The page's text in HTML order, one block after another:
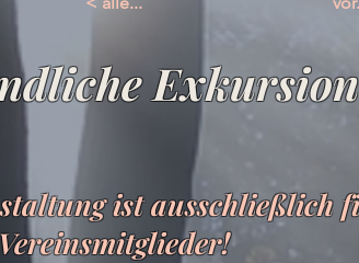
Exkursion
ist ausschließlich
Vereinsmitglieder!